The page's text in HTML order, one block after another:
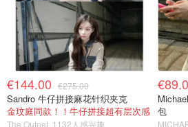
€144.00 €275.00
Sandro 牛仔拼接麻花针织夹克
金玟庭同款！！牛仔拼接超有层次感
The Outnet 1132人感兴趣
包